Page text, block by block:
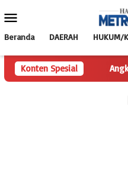
ke
Mobile
Beranda DAERAH HUKUM/
Konten Spesial
Pertanyaan Angka